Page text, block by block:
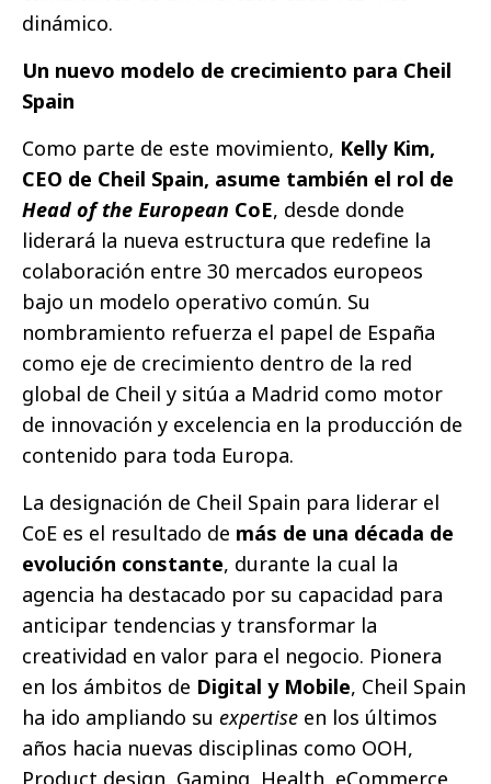
dinámico.
Un nuevo modelo de crecimiento para Cheil
Spain
Como parte de este movimiento, Kelly Kim,
CEO de Cheil Spain, asume también el rol de
Head of the European CoE, desde donde
liderará la nueva estructura que redefine la
colaboración entre 30 mercados europeos
bajo un modelo operativo común. Su
nombramiento refuerza el papel de España
como eje de crecimiento dentro de la red
global de Cheil y sitúa a Madrid como motor
de innovación y excelencia en la producción de
contenido para toda Europa.
La designación de Cheil Spain para liderar el
CoE es el resultado de más de una década de
evolución constante, durante la cual la
agencia ha destacado por su capacidad para
anticipar tendencias y transformar la
creatividad en valor para el negocio. Pionera
en los ámbitos de Digital y Mobile, Cheil Spain
ha ido ampliando su expertise en los últimos
años hacia nuevas disciplinas como OOH,
Product design, Gaming, Health, eCommerce,